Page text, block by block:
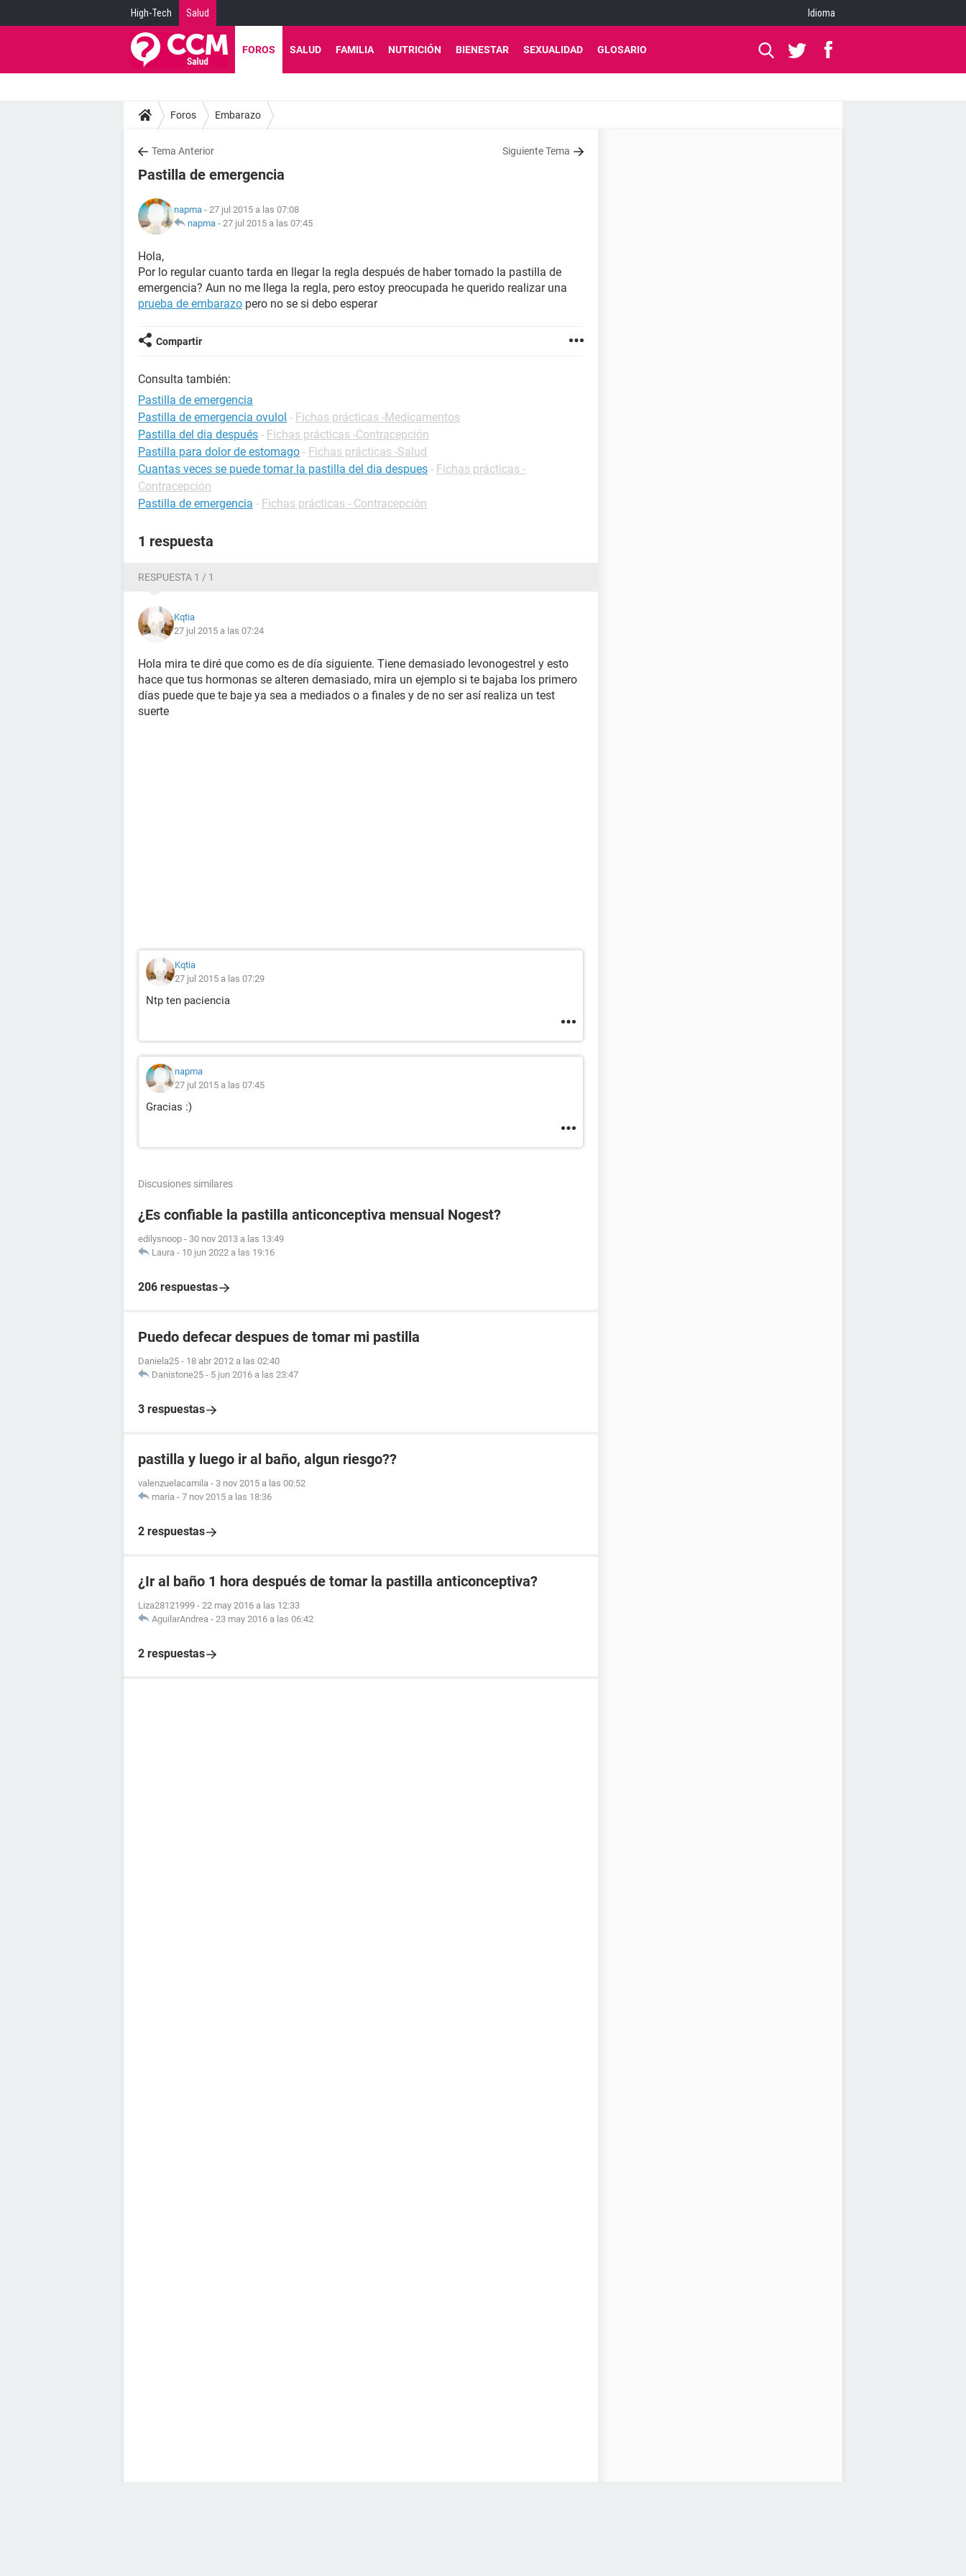
High-Tech Salud Idioma
FOROS SALUD FAMILIA NUTRICIÓN BIENESTAR SEXUALIDAD GLOSARIO
Foros Embarazo
Tema Anterior Siguiente Tema
Pastilla de emergencia
napma - 27 jul 2015 a las 07:08
napma - 27 jul 2015 a las 07:45
Hola,
Por lo regular cuanto tarda en llegar la regla después de haber tomado la pastilla de
emergencia? Aun no me llega la regla, pero estoy preocupada he querido realizar una
prueba de embarazo pero no se si debo esperar
Compartir
Consulta también:
Pastilla de emergencia
Pastilla de emergencia ovulol - Fichas prácticas -Medicamentos
Pastilla del dia después - Fichas prácticas -Contracepción
Pastilla para dolor de estomago - Fichas prácticas -Salud
Cuantas veces se puede tomar la pastilla del dia despues - Fichas prácticas -
Contracepción
Pastilla de emergencia - Fichas prácticas - Contracepción
1 respuesta
RESPUESTA 1 / 1
Kqtia
27 jul 2015 a las 07:24
Hola mira te diré que como es de día siguiente. Tiene demasiado levonogestrel y esto
hace que tus hormonas se alteren demasiado, mira un ejemplo si te bajaba los primero
días puede que te baje ya sea a mediados o a finales y de no ser así realiza un test
suerte
Kqtia
27 jul 2015 a las 07:29
Ntp ten paciencia
napma
27 jul 2015 a las 07:45
Gracias :)
Discusiones similares
¿Es confiable la pastilla anticonceptiva mensual Nogest?
edilysnoop - 30 nov 2013 a las 13:49
Laura - 10 jun 2022 a las 19:16
206 respuestas
Puedo defecar despues de tomar mi pastilla
Daniela25 - 18 abr 2012 a las 02:40
Danistone25 - 5 jun 2016 a las 23:47
3 respuestas
pastilla y luego ir al baño, algun riesgo??
valenzuelacamila - 3 nov 2015 a las 00:52
maria - 7 nov 2015 a las 18:36
2 respuestas
¿Ir al baño 1 hora después de tomar la pastilla anticonceptiva?
Liza28121999 - 22 may 2016 a las 12:33
AguilarAndrea - 23 may 2016 a las 06:42
2 respuestas